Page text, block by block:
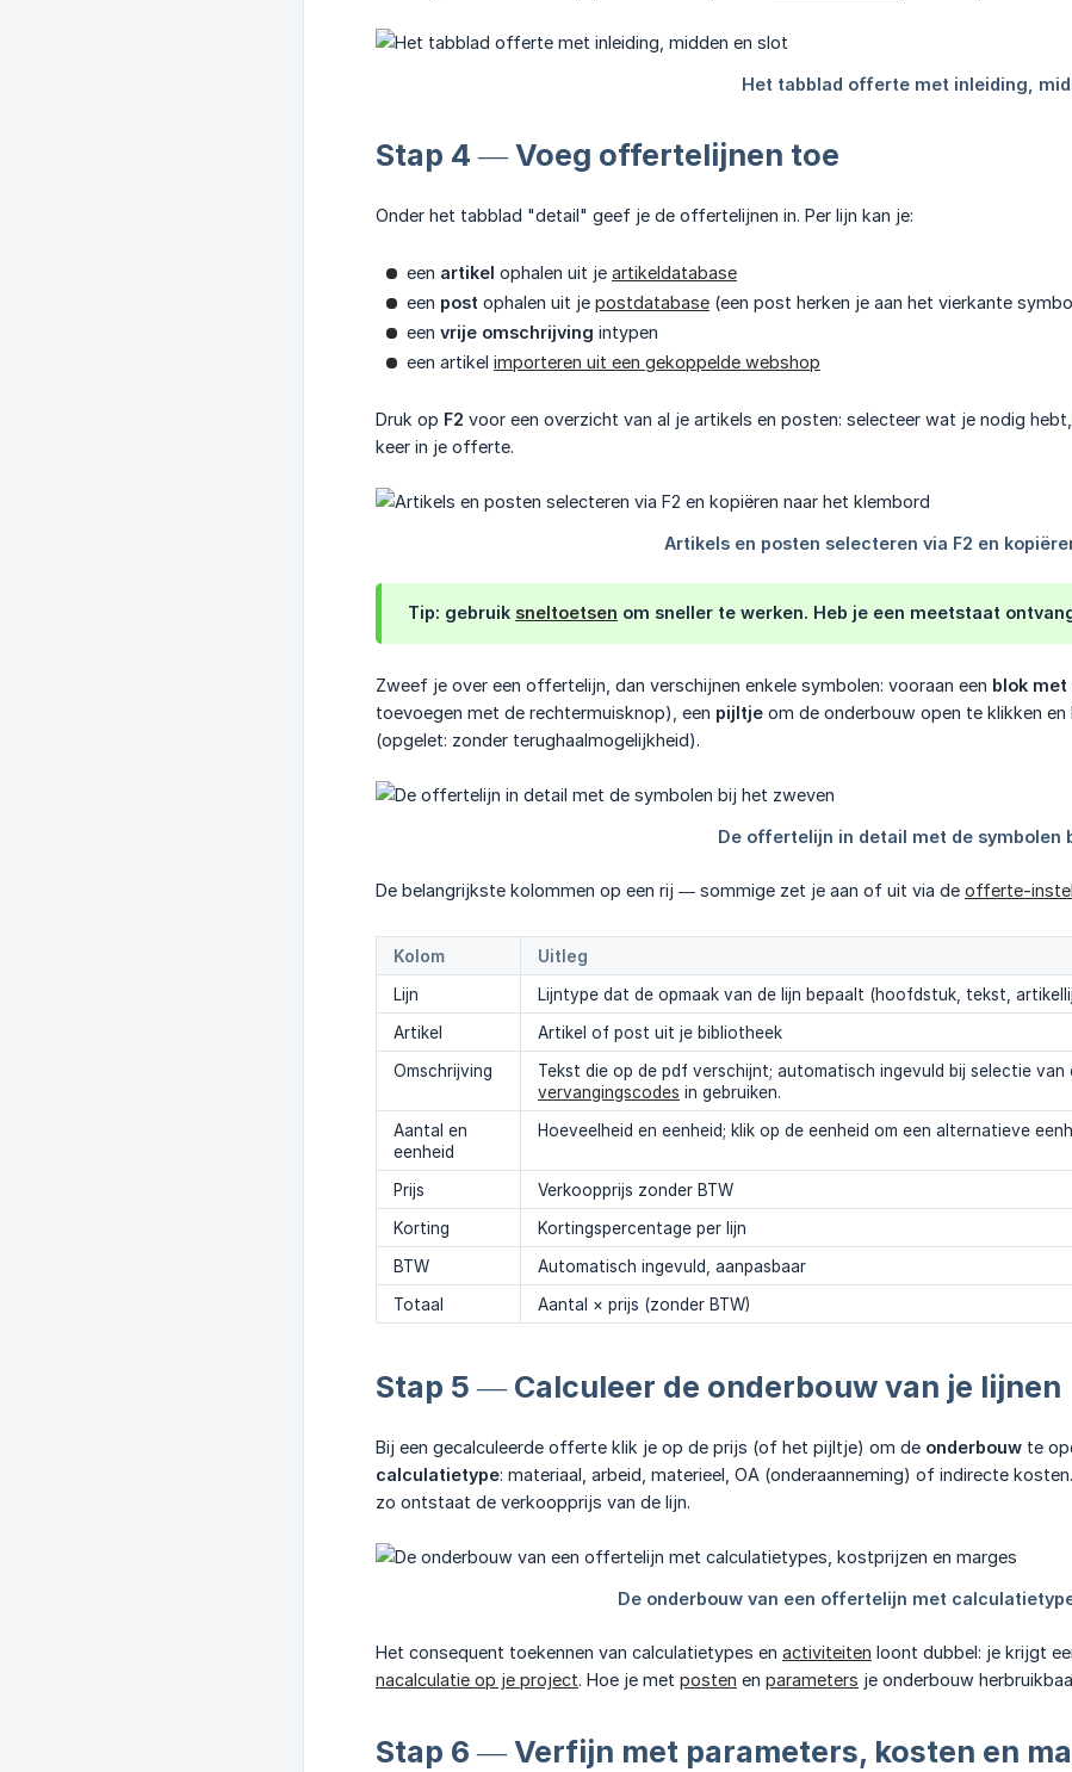
Stap 4 — Voeg offertelijnen toe
Onder het tabblad "detail" geef je de offertelijnen in. Per lijn kan je:
een artikel ophalen uit je artikeldatabase
een post ophalen uit je postdatabase (een post herken je aan het vierkante
een vrije omschrijving intypen
een artikel importeren uit een gekoppelde webshop
Druk op F2 voor een overzicht van al je artikels en posten: selecteer wat je nodig
keer in je offerte.
Tip: gebruik sneltoetsen om sneller te werken. Heb je een meetstaat
Zweef je over een offertelijn, dan verschijnen enkele symbolen: vooraan een blok
toevoegen met de rechtermuisknop), een pijltje om de onderbouw open te klikken en
(opgelet: zonder terughaalmogelijkheid).
De belangrijkste kolommen op een rij — sommige zet je aan of uit via de offerte-
Kolom
Uitleg
Lijn
Lijntype dat de opmaak van de lijn bepaalt (hoofdstuk, tekst,
Artikel
Artikel of post uit je bibliotheek
Omschrijving
Tekst die op de pdf verschijnt; automatisch ingevuld bij selectie
vervangingscodes in gebruiken.
Aantal en
eenheid
Hoeveelheid en eenheid; klik op de eenheid om een alternatieve
Prijs
Verkoopprijs zonder BTW
Korting
Kortingspercentage per lijn
BTW
Automatisch ingevuld, aanpasbaar
Totaal
Aantal × prijs (zonder BTW)
Stap 5 — Calculeer de onderbouw van je lijnen
Bij een gecalculeerde offerte klik je op de prijs (of het pijltje) om de onderbouw te
calculatietype: materiaal, arbeid, materieel, OA (onderaanneming) of indirecte
zo ontstaat de verkoopprijs van de lijn.
Het consequent toekennen van calculatietypes en activiteiten loont dubbel: je krijgt
nacalculatie op je project. Hoe je met posten en parameters je onderbouw
Stap 6 — Verfijn met parameters, kosten en